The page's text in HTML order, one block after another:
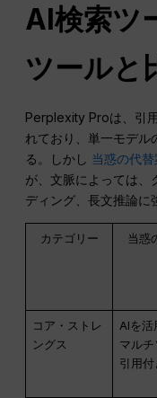
AI検索ツ
ツールと
Perplexity Proは、引
れており、単一モデル
る。しかし 当惑の代替
が、文脈によっては、
ディング、長文推論に
カテゴリー 当惑
コア・ストレ
ングス
AIを活
マルチ
引用付